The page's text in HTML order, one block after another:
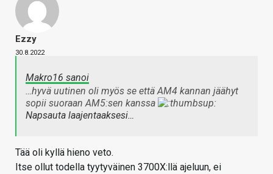
Ezzy
30.8.2022
Makro16 sanoi
…hyvä uutinen oli myös se että AM4 kannan jäähyt
sopii suoraan AM5:sen kanssa
Napsauta laajentaaksesi…
Tää oli kyllä hieno veto.
Itse ollut todella tyytyväinen 3700X:llä ajeluun, ei